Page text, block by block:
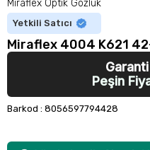
Miraflex Optik Gözlük
Yetkili Satıcı
Miraflex 4004 K621
Garanti
Peşin
Barkod : 8056597794428